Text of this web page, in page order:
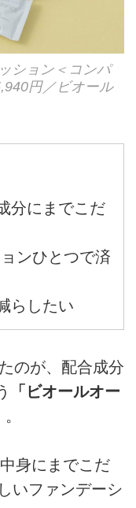
ション＜コンパ
円／ビオール
分にまでこだ
ンひとつで済
らしたい
のが、配合成分
「ビオールオー
。
身にまでこだ
いファンデーシ